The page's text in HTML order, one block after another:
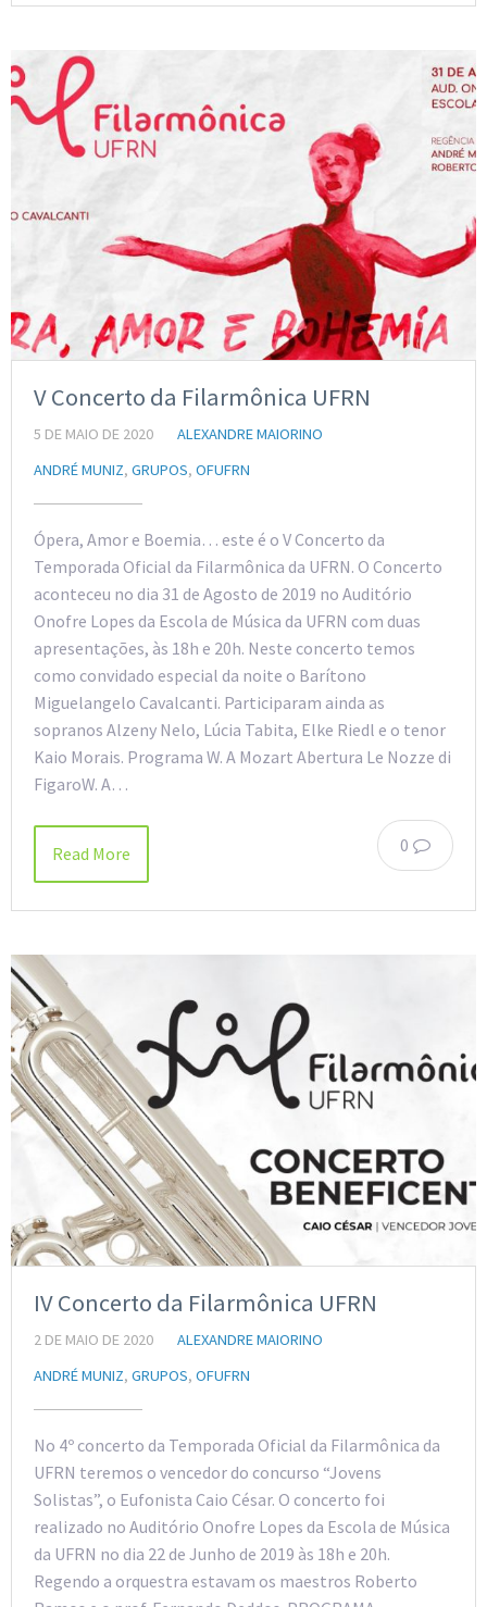
V Concerto da Filarmônica UFRN
5 DE MAIO DE 2020
ALEXANDRE MAIORINO
ANDRÉ MUNIZ, GRUPOS, OFUFRN
Ópera, Amor e Boemia… este é o V Concerto da
Temporada Oficial da Filarmônica da UFRN. O Concerto
aconteceu no dia 31 de Agosto de 2019 no Auditório
Onofre Lopes da Escola de Música da UFRN com duas
apresentações, às 18h e 20h. Neste concerto temos
como convidado especial da noite o Barítono
Miguelangelo Cavalcanti. Participaram ainda as
sopranos Alzeny Nelo, Lúcia Tabita, Elke Riedl e o tenor
Kaio Morais. Programa W. A Mozart Abertura Le Nozze di
FigaroW. A…
0
Read More
IV Concerto da Filarmônica UFRN
2 DE MAIO DE 2020
ALEXANDRE MAIORINO
ANDRÉ MUNIZ, GRUPOS, OFUFRN
No 4º concerto da Temporada Oficial da Filarmônica da
UFRN teremos o vencedor do concurso “Jovens
Solistas”, o Eufonista Caio César. O concerto foi
realizado no Auditório Onofre Lopes da Escola de Música
da UFRN no dia 22 de Junho de 2019 às 18h e 20h.
Regendo a orquestra estavam os maestros Roberto